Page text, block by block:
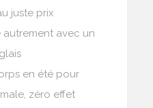
juste prix
autrement avec un
en été pour
zéro effet